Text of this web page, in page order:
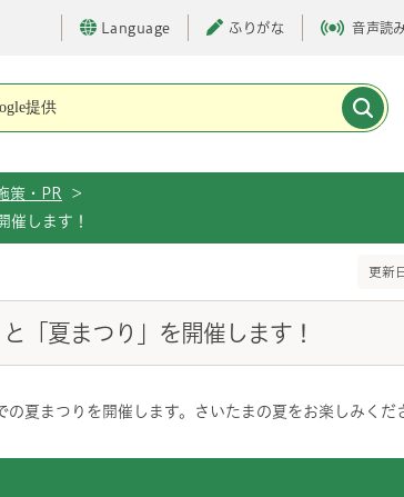
Language ふりがな 音声読
策・PR
>
催します！
更新
「夏まつり」を開催します！
夏まつりを開催します。さいたまの夏をお楽しみくだ